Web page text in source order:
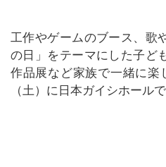
工作やゲームのブース、歌
の日」をテーマにした子ど
作品展など家族で一緒に楽
（土）に日本ガイシホールで